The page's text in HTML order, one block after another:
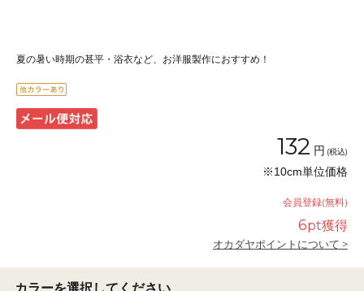
夏の暑い時期の甚平・浴衣など、お洋服製作におすすめ！
132 円 (税込)
※10cm単位価格
会員登録(無料)
6pt獲得
オカダヤポイントについて >
カラーを選択してください